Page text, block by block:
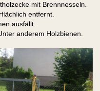
mit Brennnesseln.
entfernt.
ausfällt.
anderem Holzbienen.